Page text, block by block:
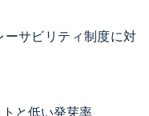
ーサビリティ制度に対
と低い発芽率